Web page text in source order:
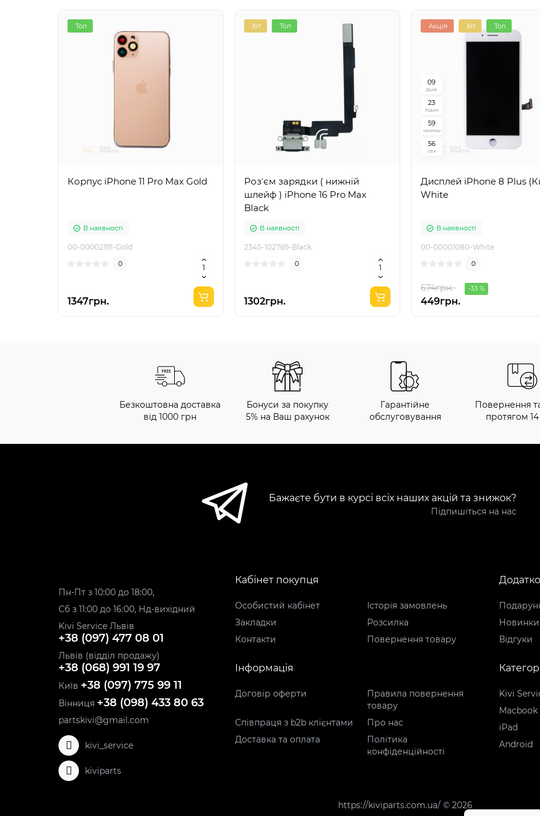
Топ
Корпус iPhone 11 Pro Max Gold
В наявності
00-00002191-Gold
0
1347грн.
Хіт Топ
Розʼєм зарядки ( нижній
шлейф ) iPhone 16 Pro Max
Black
В наявності
2345-102769-Black
0
1302грн.
Акція Хіт Топ
09
Днів
23
Годин
59
хвилин
55
сек
Дисплей iPhone 8 Plus
White
В наявності
00-00001080-White
0
674грн. -33 %
449грн.
Безкоштовна доставка
від 1000 грн
Бонуси за покупку
5% на Ваш рахунок
Гарантійне
обслуговування
Повернення
протягом 14
Бажаєте бути в курсі всіх наших акцій та знижок?
Підпишіться на нас
Пн-Пт з 10:00 до 18:00,
Сб з 11:00 до 16:00, Нд-вихідний
Kivi Service Львів
+38 (097) 477 08 01
Львів (відділ продажу)
+38 (068) 991 19 97
Київ +38 (097) 775 99 11
Вінниця +38 (098) 433 80 63
partskivi@gmail.com
kivi_service
kiviparts
Кабінет покупця
Особистий кабінет
Історія замовлень
Закладки
Розсилка
Контакти
Повернення товару
Новинки
Відгуки
Інформація
Договір оферти
Правила повернення
товару
Співпраця з b2b клієнтами
Про нас
Доставка та оплата
Політика
конфіденційності
Kivi
Macbook
iPad
Android
https://kiviparts.com.ua/ © 2026